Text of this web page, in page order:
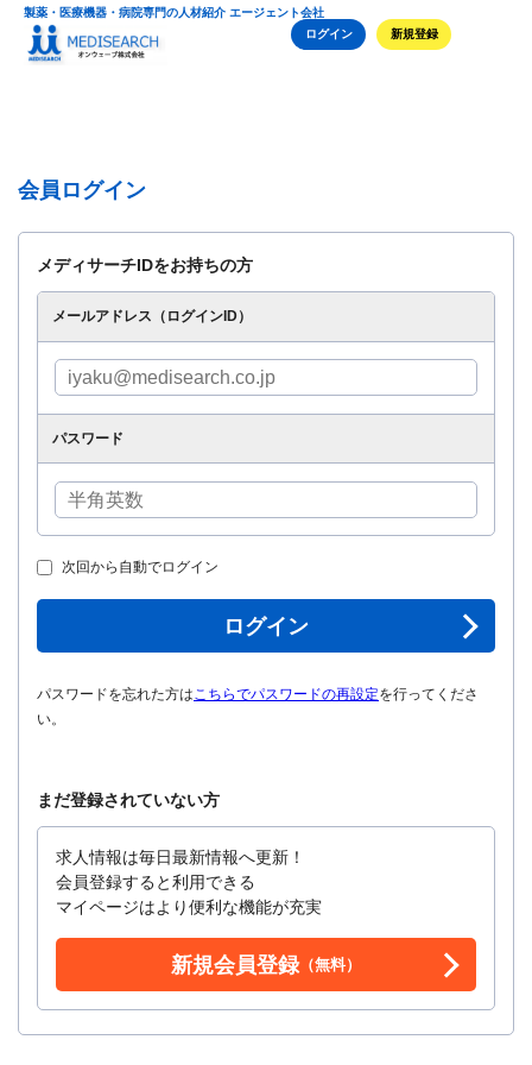
製薬・医療機器・病院専門の人材紹介 エージェント会社
ログイン
新規登録
会員ログイン
メディサーチIDをお持ちの方
メールアドレス（ログインID）
パスワード
次回から自動でログイン
ログイン
パスワードを忘れた方はこちらでパスワードの再設定を行ってくださ
い。
まだ登録されていない方
求人情報は毎日最新情報へ更新！
会員登録すると利用できる
マイページはより便利な機能が充実
新規会員登録（無料）